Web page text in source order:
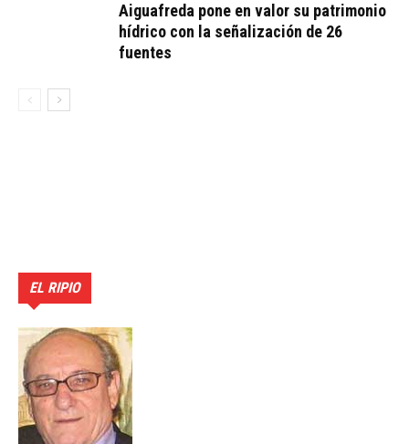
Aiguafreda pone en valor su patrimonio
hídrico con la señalización de 26
fuentes
EL RIPIO